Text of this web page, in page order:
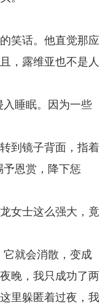
笑话。他直觉那应
，露维亚也不是人
入睡眠。因为一些
到镜子背面，指着
予恩赏，降下惩
女士这么强大，竟
它就会消散，变成
晚，我只成功了两
里躲匿着过夜，我